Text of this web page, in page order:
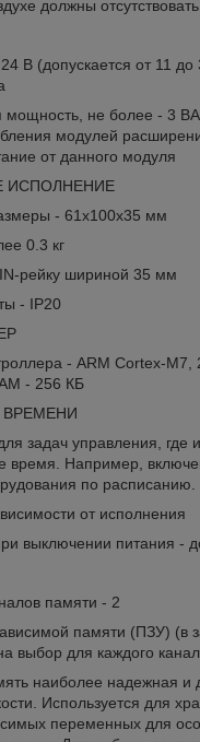
должны
В (допускается от 11 до
мощность, не более - 3
модулей
от данного модуля
ИСПОЛНЕНИЕ
- 61х100х35 мм
0.3 кг
рейку шириной 35 мм
- IP20
- ARM Cortex-
- 256 КБ
ВРЕМЕНИ
задач управления, где
время. Например,
по расписанию.
от исполнения
выключении питания -
памяти - 2
памяти (ПЗУ) (в
выбор для каждого
наиболее надежная и
Используется для
переменных для